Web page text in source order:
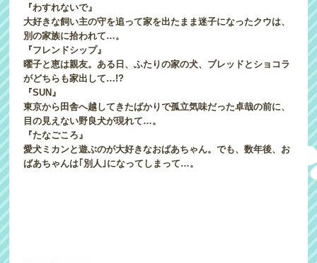
『わすれないで』
大好きな飼い主の守を追って家を出たまま迷子になったクウは、
別の家族に拾われて…。
『フレンドシップ』
曜子と恵は親友。ある日、ふたりの家の犬、ブレッドとショコラ
がどちらも家出して…!?
『SUN』
東京から田舎へ越してきたばかりで孤立気味だった卓哉の前に、
目の見えない野良犬が現れて…。
『たなごころ』
愛犬ミカンと遊ぶのが大好きなおばあちゃん。でも、数年後、お
ばあちゃんは｢別人｣になってしまって…。